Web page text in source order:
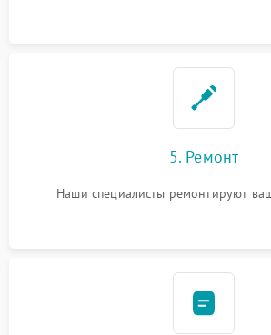
5. Ремонт
Наши специалисты ремонтируют